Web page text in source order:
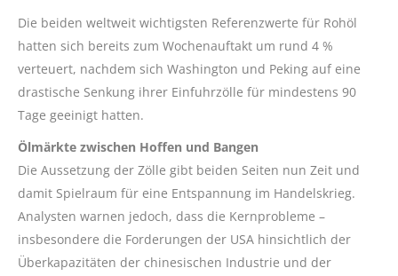
Die beiden weltweit wichtigsten Referenzwerte für Rohöl
hatten sich bereits zum Wochenauftakt um rund 4 %
verteuert, nachdem sich Washington und Peking auf eine
drastische Senkung ihrer Einfuhrzölle für mindestens 90
Tage geeinigt hatten.
Ölmärkte zwischen Hoffen und Bangen
Die Aussetzung der Zölle gibt beiden Seiten nun Zeit und
damit Spielraum für eine Entspannung im Handelskrieg.
Analysten warnen jedoch, dass die Kernprobleme –
insbesondere die Forderungen der USA hinsichtlich der
Überkapazitäten der chinesischen Industrie und der